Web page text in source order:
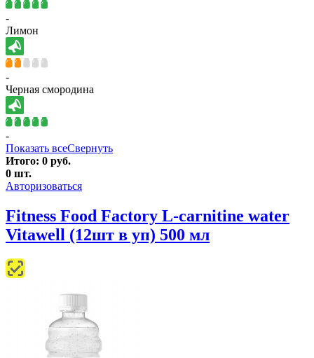
-
Лимон
-
Черная смородина
-
Показать всеСвернуть
Итого: 0 руб.
0 шт.
Авторизоваться
Fitness Food Factory L-carnitine water
Vitawell (12шт в уп) 500 мл